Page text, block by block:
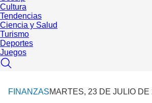
Cultura
Tendencias
Ciencia y Salud
Turismo
Deportes
Juegos
FINANZASMARTES, 23 DE JULIO DE